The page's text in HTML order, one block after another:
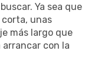
Ya sea que
unas
más largo que
con la